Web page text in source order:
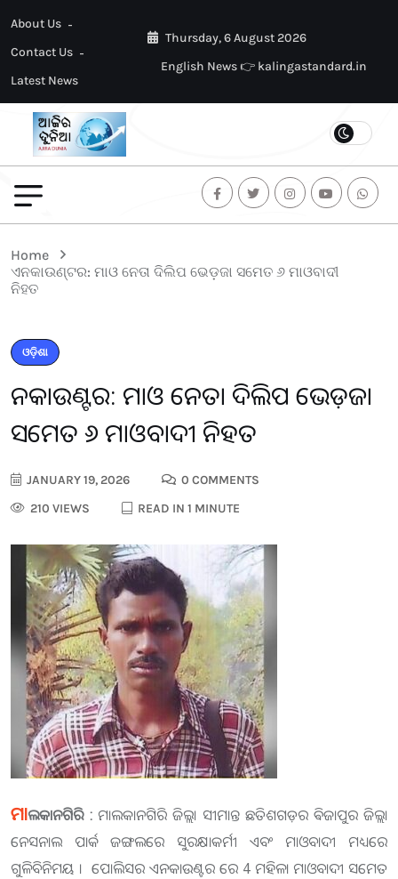
About Us
Contact Us
Latest News
Thursday, 6 August 2026
English News 👉 kalingastandard.in
Home
ଏନକାଉଣ୍ଟର: ମାଓ ନେତା ଦିଲିପ ଭେଡ଼ଜା ସମେତ ୬ ମାଓବାଦୀ
ନିହତ
ଓଡ଼ିଶା
ଏନକାଉଣ୍ଟର: ମାଓ ନେତା ଦିଲିପ ଭେଡ଼ଜା
ସମେତ ୬ ମାଓବାଦୀ ନିହତ
JANUARY 19, 2026
0 COMMENTS
210 VIEWS
READ IN 1 MINUTE
ମାଲକାନଗିରି : ମାଲକାନଗିରି ଜିଲ୍ଲା ସୀମାନ୍ତ ଛତିଶଗଡ଼ର ଵିଜାପୁର ଜିଲ୍ଲା
ନେସନାଲ ପାର୍କ ଜଙ୍ଗଲରେ ସୁରକ୍ଷାକର୍ମୀ ଏବଂ ମାଓବାଦୀ ମଧ୍ୟରେ
ଗୁଳିବିନିମୟ । ପୋଲିସର ଏନକାଉଣ୍ଟର ରେ 4 ମହିଳା ମାଓବାଦୀ ସମେତ